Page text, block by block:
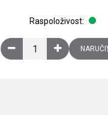
galvanizirani čelični lim
Raspoloživost:
Ventilator 255(290)
NARUČI